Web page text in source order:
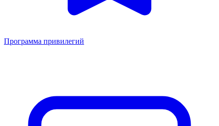
Программа привилегий